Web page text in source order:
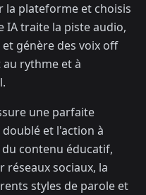
la plateforme et choisis
IA traite la piste audio,
génère des voix off
rythme et à
une parfaite
et l'action à
contenu éducatif,
sociaux, la
styles de parole et